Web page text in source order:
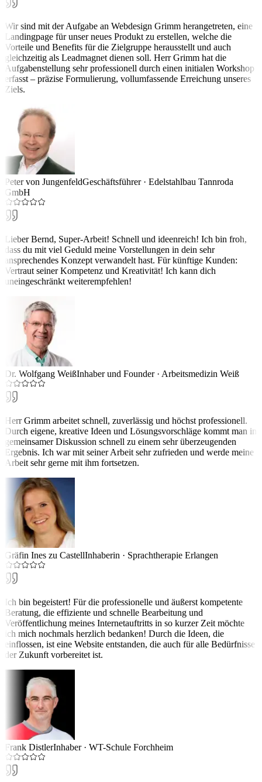
Wir sind mit der Aufgabe an Webdesign Grimm herangetreten, eine
Landingpage für unser neues Produkt zu erstellen, welche die
Vorteile und Benefits für die Zielgruppe herausstellt und auch
gleichzeitig als Leadmagnet dienen soll. Herr Grimm hat die
Aufgabenstellung sehr professionell durch einen initialen Workshop
erfasst – präzise Formulierung, vollumfassende Erreichung unseres
Ziels.
Peter von JungenfeldGeschäftsführer· Edelstahlbau Tannroda
GmbH
Lieber Bernd, Super-Arbeit! Schnell und ideenreich! Ich bin froh,
dass du mit viel Geduld meine Vorstellungen in dein sehr
ansprechendes Konzept verwandelt hast. Für künftige Kunden:
Vertraut seiner Kompetenz und Kreativität! Ich kann dich
uneingeschränkt weiterempfehlen!
Dr. Wolfgang WeißInhaber und Founder· Arbeitsmedizin Weiß
Herr Grimm arbeitet schnell, zuverlässig und höchst professionell.
Durch eigene, kreative Ideen und Lösungsvorschläge kommt man in
gemeinsamer Diskussion schnell zu einem sehr überzeugenden
Ergebnis. Ich war mit seiner Arbeit sehr zufrieden und werde meine
Arbeit sehr gerne mit ihm fortsetzen.
Gräfin Ines zu CastellInhaberin · Sprachtherapie Erlangen
Ich bin begeistert! Für die professionelle und äußerst kompetente
Beratung, die effiziente und schnelle Bearbeitung und
Veröffentlichung meines Internetauftritts in so kurzer Zeit möchte
ich mich nochmals herzlich bedanken! Durch die Ideen, die
einflossen, ist eine Website entstanden, die auch für alle Bedürfnisse
der Zukunft vorbereitet ist.
Frank DistlerInhaber· WT-Schule Forchheim